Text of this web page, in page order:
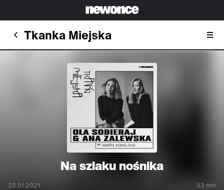
Tkanka Miejska
Na szlaku nośnika
20.01.2021 53 min